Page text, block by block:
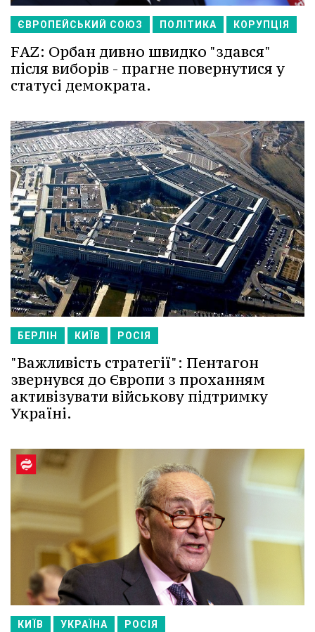
ЄВРОПЕЙСЬКИЙ СОЮЗ ПОЛІТИКА КОРУПЦІЯ
FAZ: Орбан дивно швидко "здався"
після виборів - прагне повернутися у
статусі демократа.
БЕРЛІН КИЇВ РОСІЯ
"Важливість стратегії": Пентагон
звернувся до Європи з проханням
активізувати військову підтримку
Україні.
КИЇВ УКРАЇНА РОСІЯ